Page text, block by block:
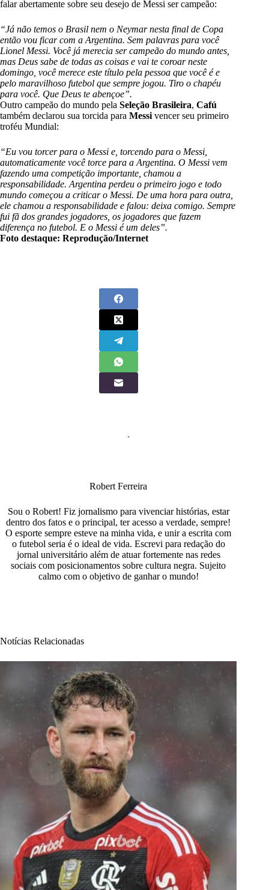
falar abertamente sobre seu desejo de Messi ser campeão:
“Já não temos o Brasil nem o Neymar nesta final de Copa
então vou ficar com a Argentina. Sem palavras para você
Lionel Messi. Você já merecia ser campeão do mundo antes,
mas Deus sabe de todas as coisas e vai te coroar neste
domingo, você merece este título pela pessoa que você é e
pelo maravilhoso futebol que sempre jogou. Tiro o chapéu
para você. Que Deus te abençoe”.
Outro campeão do mundo pela Seleção Brasileira, Cafú
também declarou sua torcida para Messi vencer seu primeiro
troféu Mundial:
“Eu vou torcer para o Messi e, torcendo para o Messi,
automaticamente você torce para a Argentina. O Messi vem
fazendo uma competição importante, chamou a
responsabilidade. Argentina perdeu o primeiro jogo e todo
mundo começou a criticar o Messi. De uma hora para outra,
ele chamou a responsabilidade e falou: deixa comigo. Sempre
fui fã dos grandes jogadores, os jogadores que fazem
diferença no futebol. E o Messi é um deles”.
Foto destaque: Reprodução/Internet
Robert Ferreira
Sou o Robert! Fiz jornalismo para vivenciar histórias, estar
dentro dos fatos e o principal, ter acesso a verdade, sempre!
O esporte sempre esteve na minha vida, e unir a escrita com
o futebol seria é o ideal de vida. Escrevi para redação do
jornal universitário além de atuar fortemente nas redes
sociais com posicionamentos sobre cultura negra. Sujeito
calmo com o objetivo de ganhar o mundo!
Notícias Relacionadas